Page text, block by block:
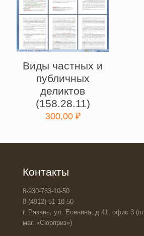
Виды частных и
публичных
деликтов
(158.28.11)
300,00 ₽
Контакты
8-930-783-10-50
8 (4912) 51-10-50
г. Рязань, ул. Есенина, д.41, офис 3
маг. «Сюрприз»)